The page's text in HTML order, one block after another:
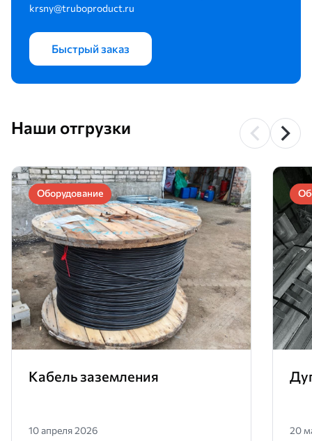
krsny@truboproduct.ru
Быстрый заказ
Наши отгрузки
Оборудование
Кабель заземления
10 апреля 2026 20